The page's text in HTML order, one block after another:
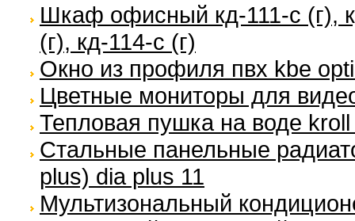
Шкаф офисный кд-111-с (г),
(г), кд-114-с (г)
Окно из профиля пвх kbe
Цветные мониторы для
Тепловая пушка на воде
Стальные панельные
plus) dia plus 11
Мультизональный